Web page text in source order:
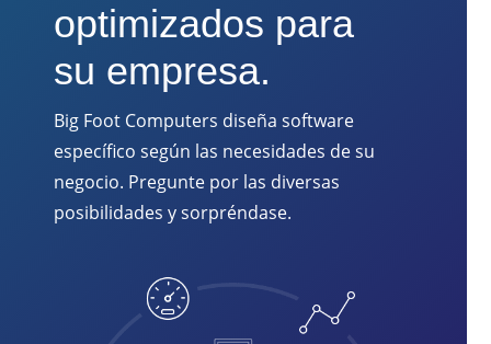
optimizados para
su empresa.
Big Foot Computers diseña software
específico según las necesidades de su
negocio. Pregunte por las diversas
posibilidades y sorpréndase.